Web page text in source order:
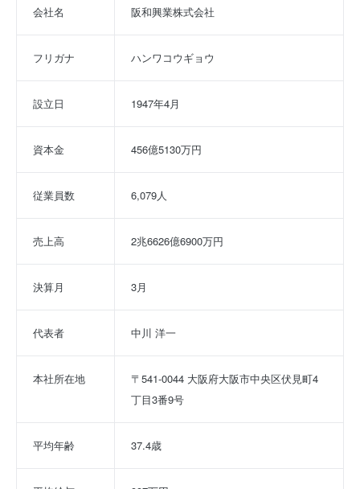
会社名 阪和興業株式会社
フリガナ ハンワコウギョウ
設立日 1947年4月
資本金 456億5130万円
従業員数 6,079人
売上高 2兆6626億6900万円
決算月 3月
代表者 中川 洋一
本社所在地
〒541-0044 大阪府大阪市中央区伏見町4
丁目3番9号
平均年齢 37.4歳